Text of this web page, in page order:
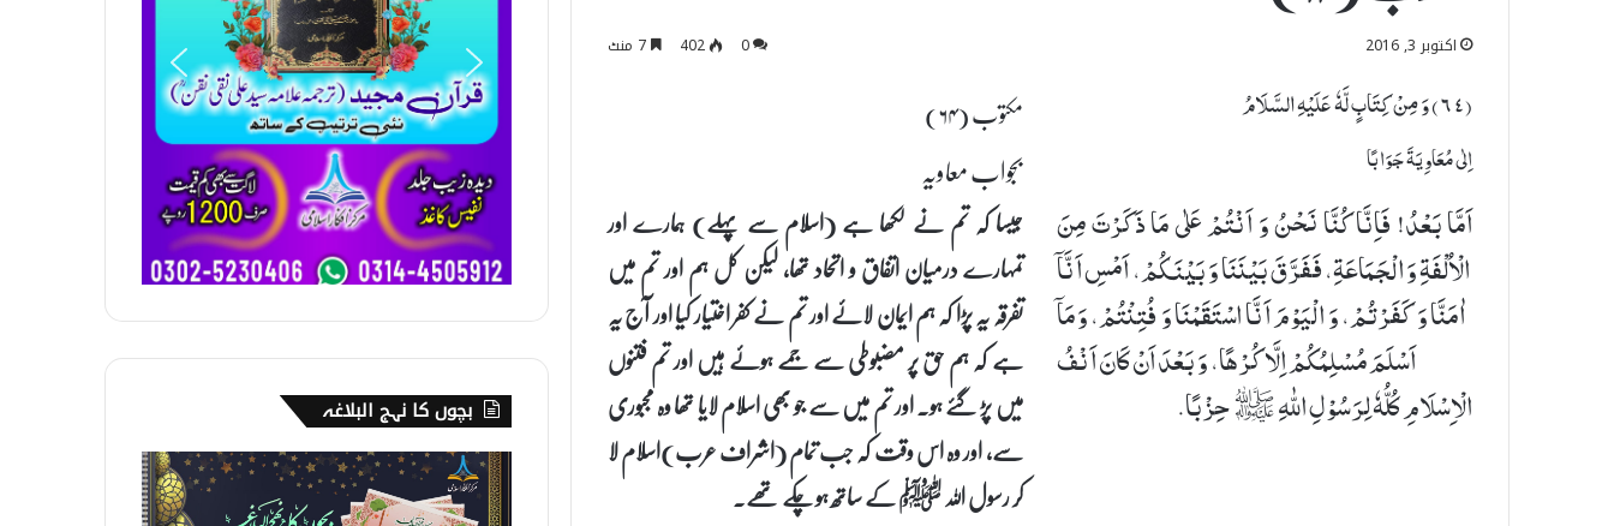
اکتوبر 3, 2016 0
402
(٦٤) وَ مِنْ كِتَابٍ لَّهٗ عَلَیْهِ السَّلَامُ مکتوب (۶۴)
اِلٰى مُعَاوِیَةَ جَوَابًا بجواب معاویہ
اَمَّا بَعْدُ! فَاِنَّا كُنَّا نَحْنُ وَ اَنْتُمْ عَلٰى مَا ذَكَرْتَ مِنَ
الْاُلْفَةِ وَ الْجَمَاعَةِ، فَفَرَّقَ بَیْنَنَا وَ بَیْنَكُمْ، اَمْسِ اَنَّاۤ
اٰمَنَّا وَ كَفَرْتُمْ، وَ الْیَوْمَ اَنَّا اسْتَقَمْنَا وَ فُتِنْتُمْ، وَ مَاۤ
اَسْلَمَ مُسْلِمُكُمْ اِلَّا كُرْهًا، وَ بَعْدَ اَنْ كَانَ اَنْفُ
الْاِسْلَامِ كُلُّهٗ لِرَسُوْلِ اللّٰهِ ﷺ حِزْبًا.
جیسا کہ تم نے لکھا ہے (اسلام سے پہلے) ہمارے اور
تمہارے درمیان اتفاق و اتحاد تھا، لیکن کل ہم اور تم میں
تفرقہ یہ پڑا کہ ہم ایمان لائے اور تم نے کفر اختیار کیا اور آج یہ
ہے کہ ہم حق پر مضبوطی سے جمے ہوئے ہیں اور تم فتنوں
میں پڑ گئے ہو۔ اور تم میں سے جو بھی اسلام لایا تھا وہ مجبوری
سے، اور وہ اس وقت کہ جب تمام (اشراف عرب)اسلام لا
کر رسول اللہ ﷺ کے ساتھ ہو چکے تھے۔
بچوں کا نہج البلاغہ